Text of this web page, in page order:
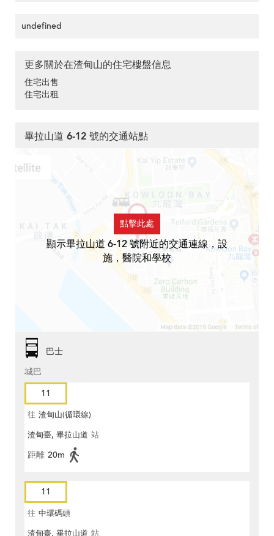
undefined
更多關於在渣甸山的住宅樓盤信息
住宅出售
住宅出租
畢拉山道 6-12 號的交通站點
點擊此處
顯示畢拉山道 6-12 號附近的交通連線，設
施，醫院和學校
巴士
城巴
11
往 渣甸山(循環線)
渣甸臺, 畢拉山道 站
距離 20m
11
往 中環碼頭
渣甸臺, 畢拉山道 站